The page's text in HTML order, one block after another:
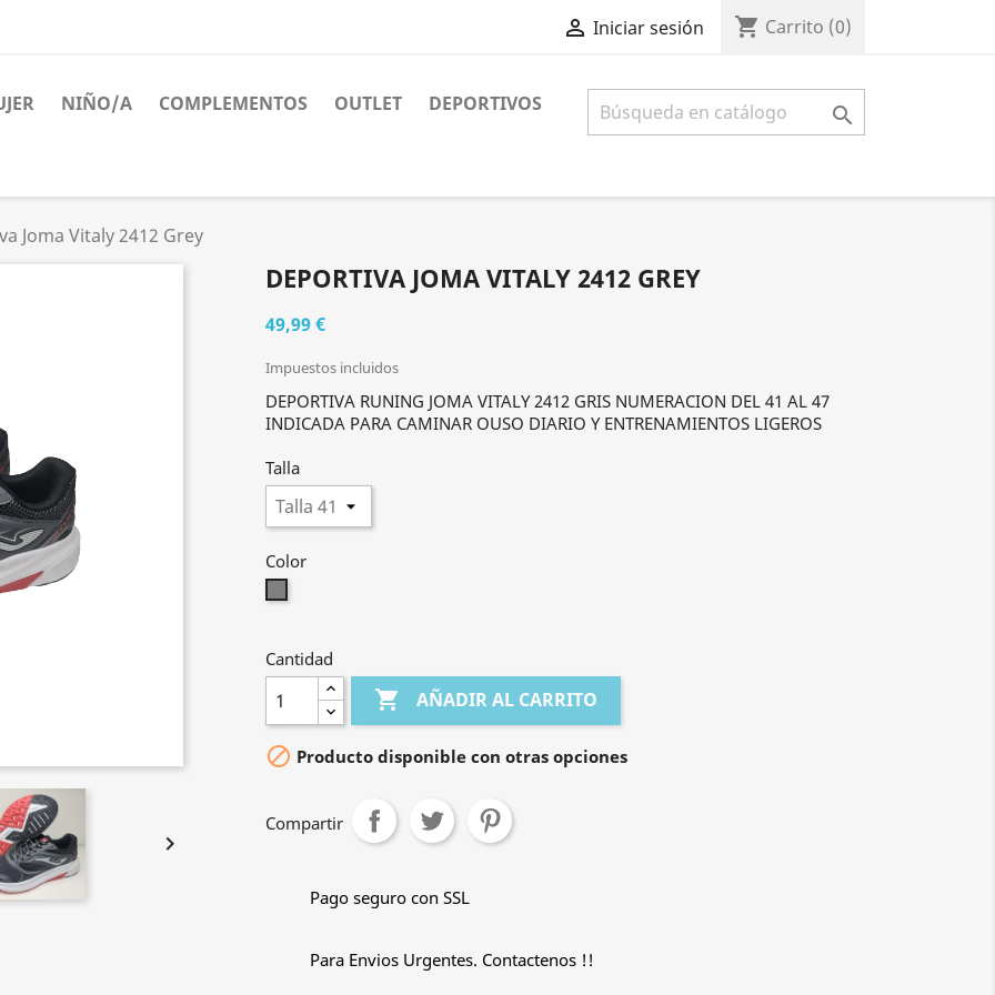
 Iniciar sesión shopping_cart Carrito (0)
NIÑO/A COMPLEMENTOS OUTLET DEPORTIVOS 
Joma Vitaly 2412 Grey

DEPORTIVA JOMA VITALY 2412 GREY
49,99 €
Impuestos incluidos
DEPORTIVA RUNING JOMA VITALY 2412 GRIS NUMERACION DEL 41 AL 47
INDICADA PARA CAMINAR OUSO DIARIO Y ENTRENAMIENTOS LIGEROS
Talla
Color
Cantidad
 AÑADIR AL CARRITO
 Producto disponible con otras opciones
Compartir
Pago seguro con SSL
Para Envios Urgentes. Contactenos !!